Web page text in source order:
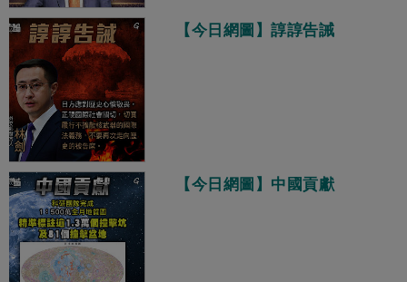
【今日網圖】諄諄告誡
【今日網圖】中國貢獻